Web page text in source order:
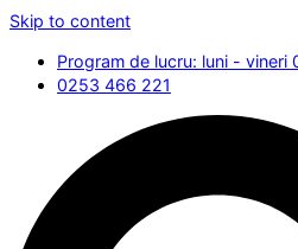
Skip to content
Program de lucru: luni - vineri
0253 466 221